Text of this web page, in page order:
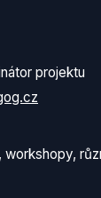
projektu